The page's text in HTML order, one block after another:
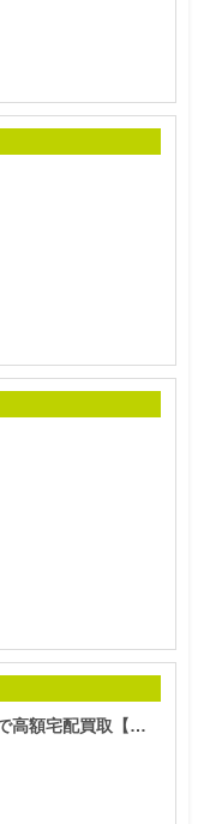
アイドルグッズを全国から送料無料で高額宅配買取【アイドル館】